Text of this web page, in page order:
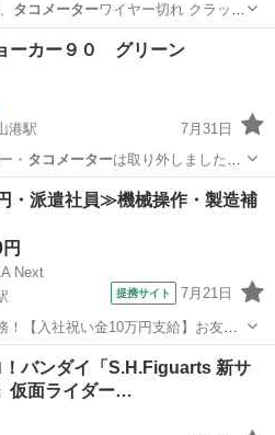
タコメーターワイヤー切れ クラッチ
ーカー９０ グリーン
港駅
7月31日
・ タコメーターは取り外しました】
ホンダ ジョーカー
・派遣社員≫機械操作・製造補
Next
提携サイト 7月21日
【入社祝い金10万円支給】お友達
129日＆休出なしでプライベート充
作業◎自社正社員登用制度あり★1食
その他
バンダイ「S.H.Figuarts 新サ
仮面ライダー…